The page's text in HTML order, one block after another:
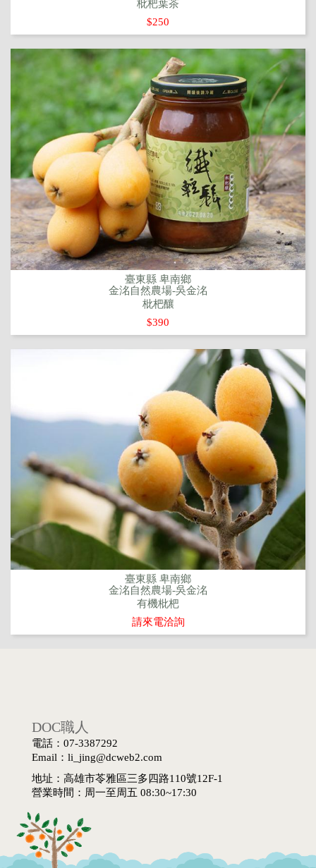
枇杷葉茶
$250
臺東縣 卑南鄉
金洺自然農場-吳金洺
枇杷釀
$390
臺東縣 卑南鄉
金洺自然農場-吳金洺
有機枇杷
請來電洽詢
DOC職人
電話：07-3387292
Email：li_jing@dcweb2.com
地址：高雄市苓雅區三多四路110號12F-1
營業時間：周一至周五 08:30~17:30